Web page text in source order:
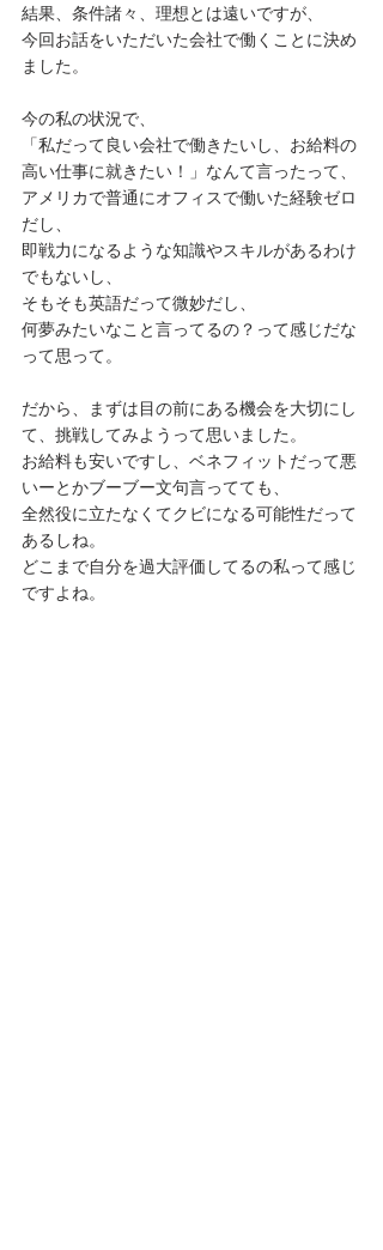
結果、条件諸々、理想とは遠いですが、
今回お話をいただいた会社で働くことに決め
ました。
今の私の状況で、
「私だって良い会社で働きたいし、お給料の
高い仕事に就きたい！」なんて言ったって、
アメリカで普通にオフィスで働いた経験ゼロ
だし、
即戦力になるような知識やスキルがあるわけ
でもないし、
そもそも英語だって微妙だし、
何夢みたいなこと言ってるの？って感じだな
って思って。
だから、まずは目の前にある機会を大切にし
て、挑戦してみようって思いました。
お給料も安いですし、ベネフィットだって悪
いーとかブーブー文句言ってても、
全然役に立たなくてクビになる可能性だって
あるしね。
どこまで自分を過大評価してるの私って感じ
ですよね。